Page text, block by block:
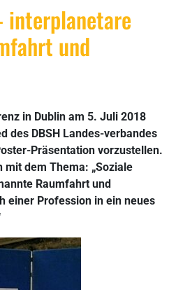
interplanetare
und
in Dublin am 5. Juli 2018
des DBSH Landes-verbandes
Präsentation vorzustellen.
dem Thema: „Soziale
Raumfahrt und
einer Profession in ein neues